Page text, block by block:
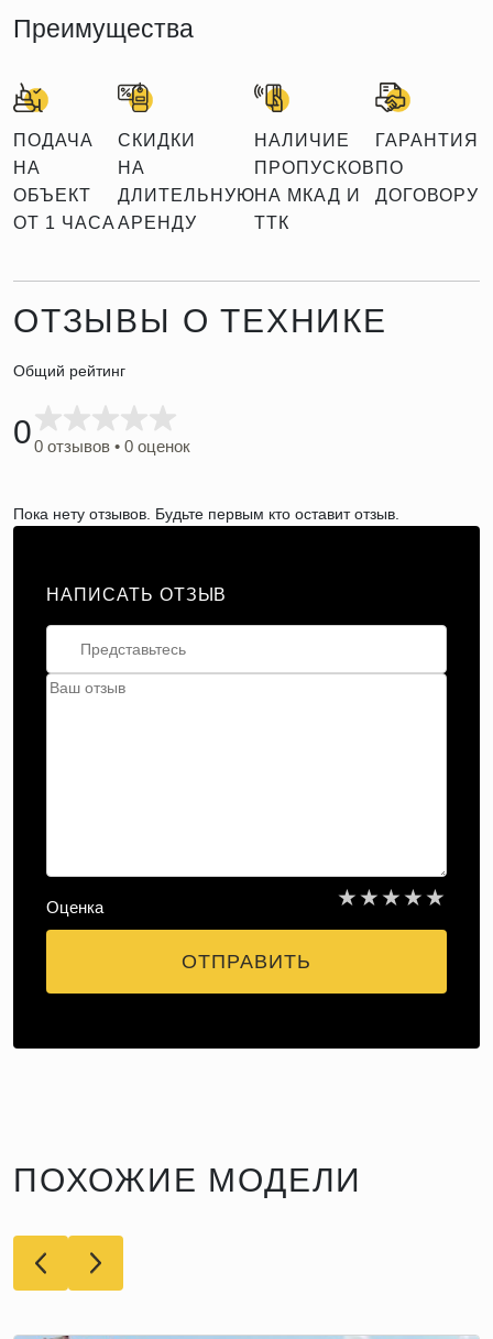
Преимущества
ПОДАЧА
НА
ОБЪЕКТ
ОТ 1 ЧАСА
СКИДКИ
НА
ДЛИТЕЛЬНУЮ
АРЕНДУ
НАЛИЧИЕ
ПРОПУСКОВ
НА МКАД И
ТТК
ГАРАНТИЯ
ПО
ДОГОВОРУ
ОТЗЫВЫ О ТЕХНИКЕ
Общий рейтинг
00 отзывов • 0 оценок
Пока нету отзывов. Будьте первым кто оставит отзыв.
НАПИСАТЬ ОТЗЫВ
Оценка ★
★
★
★
★
ОТПРАВИТЬ
ПОХОЖИЕ МОДЕЛИ